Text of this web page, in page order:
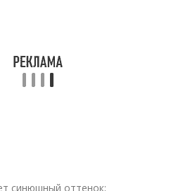
синюшный оттенок;